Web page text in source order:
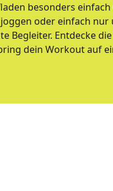
besonders
oder einfach
Begleiter. Entdecke
dein Workout auf